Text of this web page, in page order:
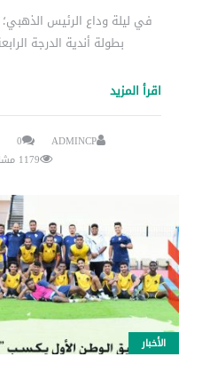
في ليلة وداع الرئيس
بطولة أندية الدرجة
اقرأ المزيد
ADMINCP
0
1179 مشاهدات
الأخبار